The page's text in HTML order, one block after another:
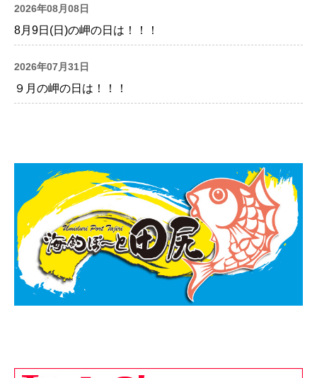
2026年08月08日
8月9日(日)の岬の日は！！！
2026年07月31日
９月の岬の日は！！！